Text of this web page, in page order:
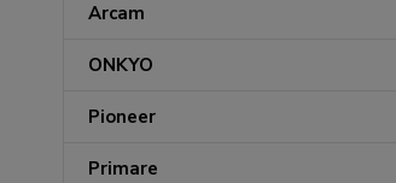
Arcam
ONKYO
Pioneer
Primare